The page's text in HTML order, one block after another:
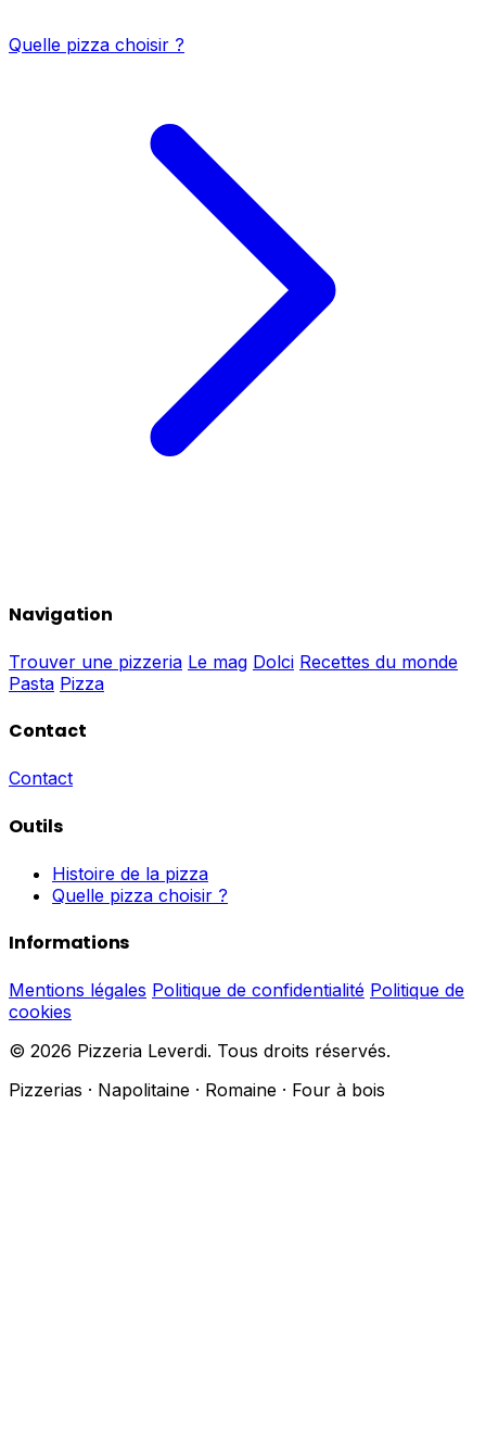
Quelle pizza choisir ?
Navigation
Trouver une pizzeria Le mag Dolci Recettes du monde
Pasta Pizza
Contact
Contact
Outils
Histoire de la pizza
Quelle pizza choisir ?
Informations
Mentions légales Politique de confidentialité Politique de
cookies
© 2026 Pizzeria Leverdi. Tous droits réservés.
Pizzerias · Napolitaine · Romaine · Four à bois